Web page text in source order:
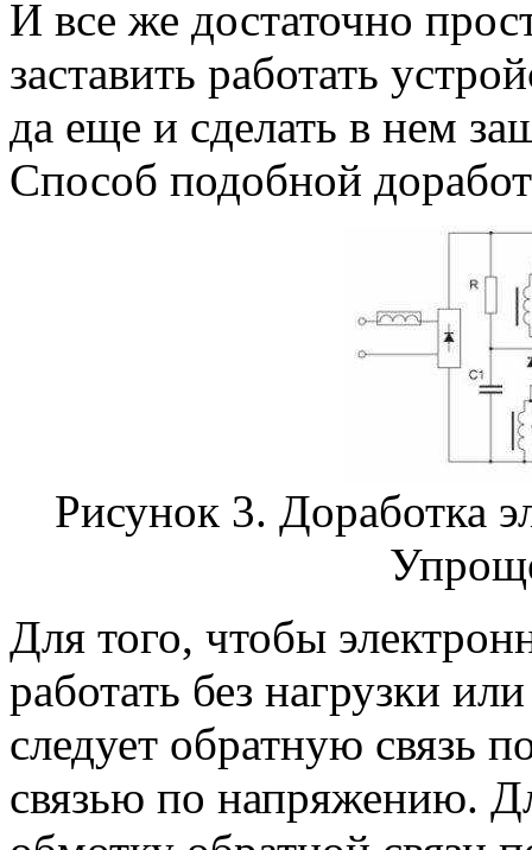
И все же достаточно
заставить работать
да еще и сделать в нем
Способ подобной
Рисунок 3. Доработка
Для того, чтобы
работать без нагрузки
следует обратную связь
связью по напряжению.